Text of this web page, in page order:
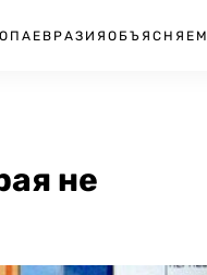
ЕВРАЗИЯ ОБЪЯСНЯЕМ
не